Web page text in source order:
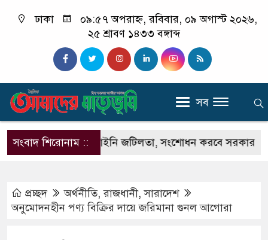
ঢাকা
০৯:৫৭ অপরাহ্ন, রবিবার, ০৯ অগাস্ট ২০২৬,
২৫ শ্রাবণ ১৪৩৩ বঙ্গাব্দ
সব
সংবাদ শিরোনাম ::
নিয়োগে আইনি জটিলতা, সংশোধন করবে সরকার
প্রচ্ছদ অর্থনীতি,রাজধানী,সারাদেশ
অনুমোদনহীন পণ্য বিক্রির দায়ে জরিমানা গুনল আগোরা